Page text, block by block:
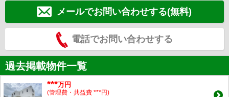
メールでお問い合わせする(無料)
電話でお問い合わせする
過去掲載物件一覧
***万円
(管理費・共益費 ***円)